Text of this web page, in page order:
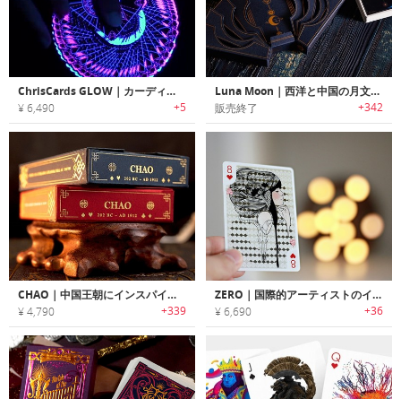
ChrisCards GLOW｜カーディストリーに最適な暗闇で光るトランプ「グロウ」
¥ 6,490 +5
Luna Moon｜西洋と中国の月文化がテーマのトランプセット「ルナムーン」
販売終了 +342
CHAO｜中国王朝にインスパイアされたエキゾチックなトランプ「チャオ」
¥ 4,790 +339
ZERO｜国際的アーティストのイラストがARで動くハイテクトランプ「ゼロ」
¥ 6,690 +36